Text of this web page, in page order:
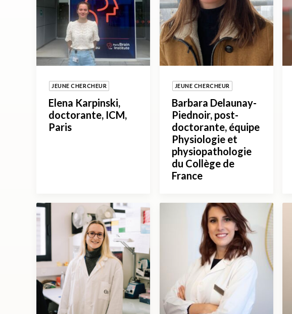
JEUNE CHERCHEUR
Elena Karpinski,
doctorante, ICM,
Paris
JEUNE CHERCHEUR
Barbara Delaunay-
Piednoir, post-
doctorante, équipe
Physiologie et
physiopathologie
du Collège de
France